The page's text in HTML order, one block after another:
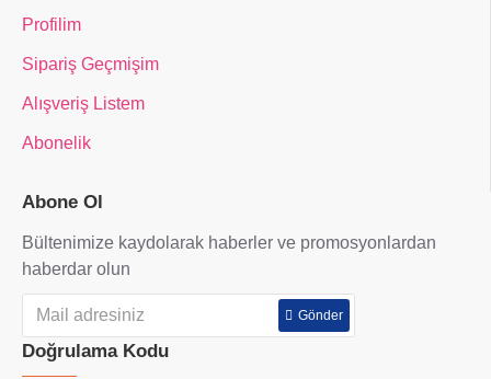
Profilim
Sipariş Geçmişim
Alışveriş Listem
Abonelik
Abone Ol
Bültenimize kaydolarak haberler ve promosyonlardan
haberdar olun
Gönder
Doğrulama Kodu